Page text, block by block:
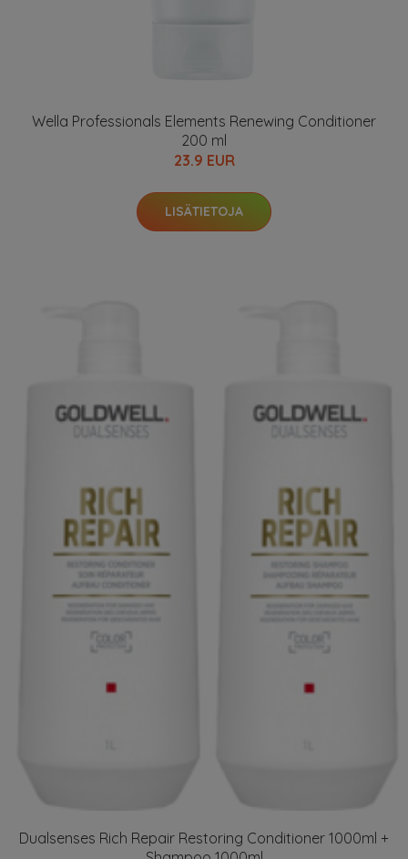
Wella Professionals Elements Renewing Conditioner
200 ml
23.9 EUR
LISÄTIETOJA
Dualsenses Rich Repair Restoring Conditioner 1000ml +